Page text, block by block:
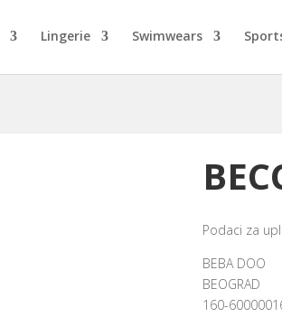
Lingerie Swimwears
Podaci za
BEBA DOO
BEOGRAD
160-